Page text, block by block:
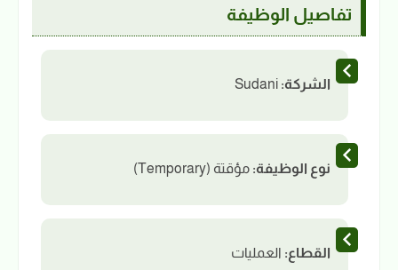
تفاصيل الوظيفة
الشركة:
نوع الوظيفة: مؤقتة (Temporary)
القطاع: العمليات